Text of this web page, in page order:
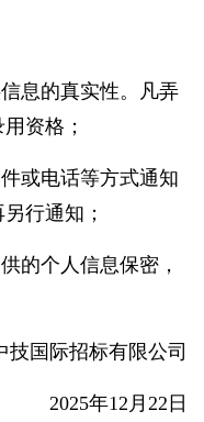
息的真实性。凡弄
资格；
或电话等方式通知
行通知；
的个人信息保密，
技国际招标有限公司
2025年12月22日